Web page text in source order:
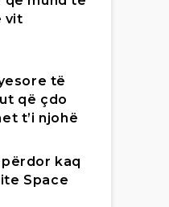
vit
të
që çdo
t’i njohë
kaq
Space